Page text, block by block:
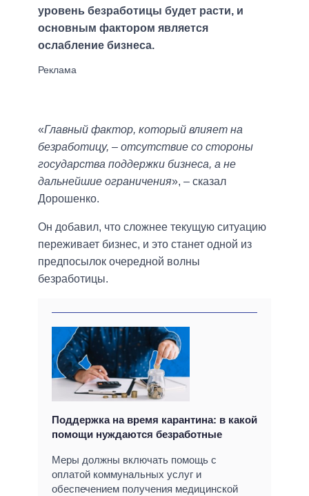
уровень безработицы будет расти, и
основным фактором является
ослабление бизнеса.
«Главный фактор, который влияет на
безработицу, – отсутствие со стороны
государства поддержки бизнеса, а не
дальнейшие ограничения», – сказал
Дорошенко.
Он добавил, что сложнее текущую ситуацию
переживает бизнес, и это станет одной из
предпосылок очередной волны
безработицы.
Поддержка на время карантина: в какой
помощи нуждаются безработные
Меры должны включать помощь с
оплатой коммунальных услуг и
обеспечением получения медицинской